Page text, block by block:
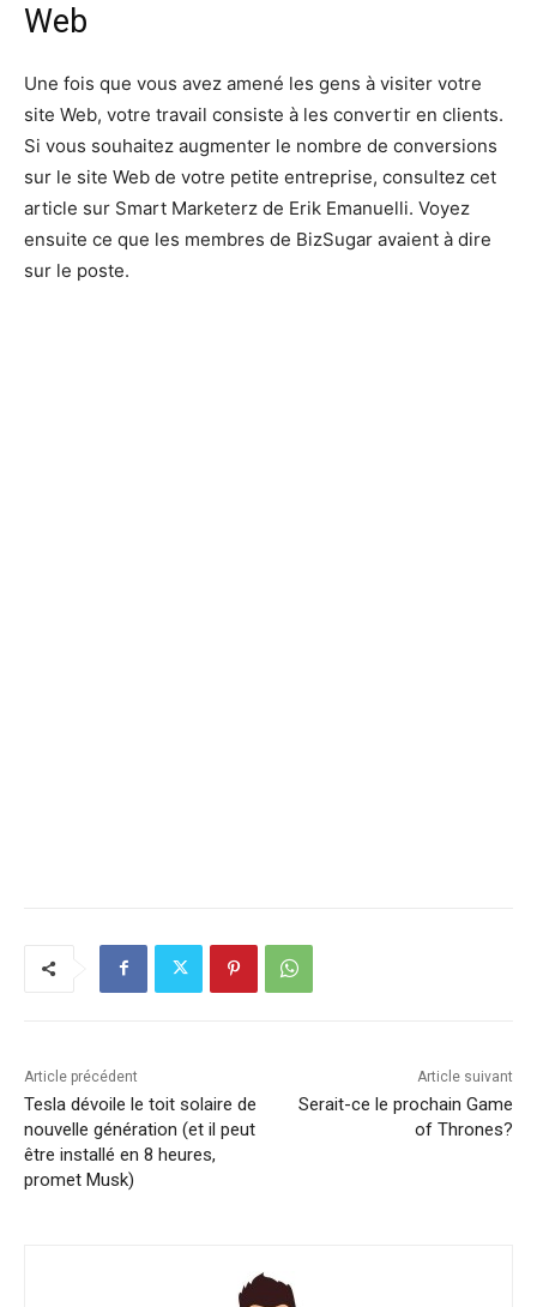
Web
Une fois que vous avez amené les gens à visiter votre
site Web, votre travail consiste à les convertir en clients.
Si vous souhaitez augmenter le nombre de conversions
sur le site Web de votre petite entreprise, consultez cet
article sur Smart Marketerz de Erik Emanuelli. Voyez
ensuite ce que les membres de BizSugar avaient à dire
sur le poste.
Article précédent
Tesla dévoile le toit solaire de
nouvelle génération (et il peut
être installé en 8 heures,
promet Musk)
Article suivant
Serait-ce le prochain Game
of Thrones?